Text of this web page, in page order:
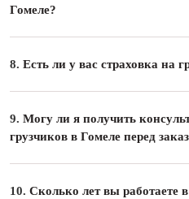
Гомеле?
8. Есть ли у вас страховка на
9. Могу ли я получить
грузчиков в Гомеле перед
10. Сколько лет вы работаете